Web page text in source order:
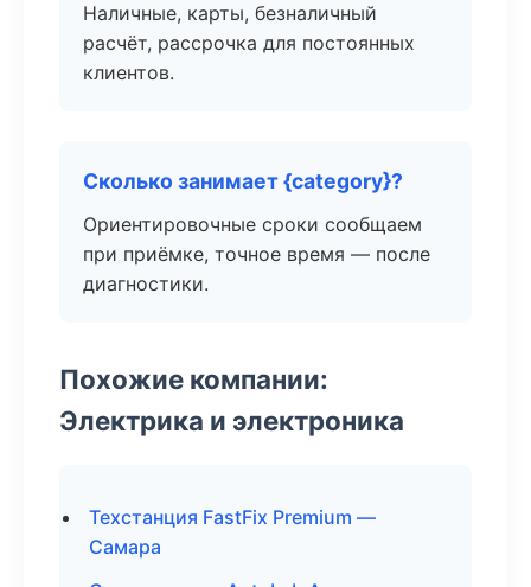
Наличные, карты, безналичный
расчёт, рассрочка для постоянных
клиентов.
Сколько занимает {category}?
Ориентировочные сроки сообщаем
при приёмке, точное время — после
диагностики.
Похожие компании:
Электрика и электроника
Техстанция FastFix Premium —
Самара